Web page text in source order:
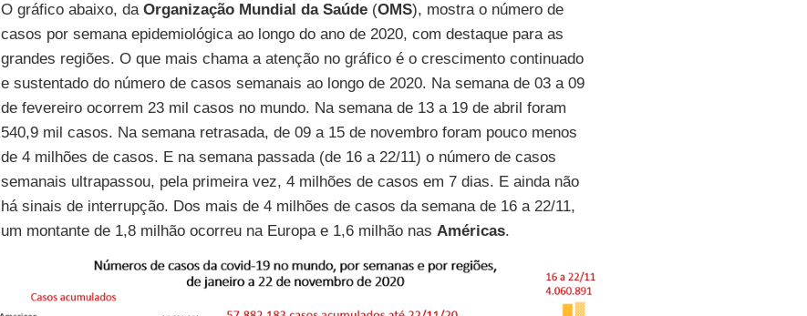
O gráfico abaixo, daOrganização Mundial da Saúde(OMS), mostra o número de
casos por semana epidemiológica ao longo do ano de 2020, com destaque para as
grandes regiões. O que mais chama a atenção no gráfico é o crescimento continuado
e sustentado do número de casos semanais ao longo de 2020. Na semana de 03 a 09
de fevereiro ocorrem 23 mil casos no mundo. Na semana de 13 a 19 de abril foram
540,9 mil casos. Na semana retrasada, de 09 a 15 de novembro foram pouco menos
de 4 milhões de casos. E na semana passada (de 16 a 22/11) o número de casos
semanais ultrapassou, pela primeira vez, 4 milhões de casos em 7 dias. E ainda não
há sinais de interrupção. Dos mais de 4 milhões de casos da semana de 16 a 22/11,
um montante de 1,8 milhão ocorreu na Europa e 1,6 milhão nas Américas.